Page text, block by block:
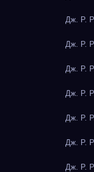
Дж. Р.
Дж. Р.
Дж. Р.
Дж. Р.
Дж. Р.
Дж. Р.
Дж. Р.